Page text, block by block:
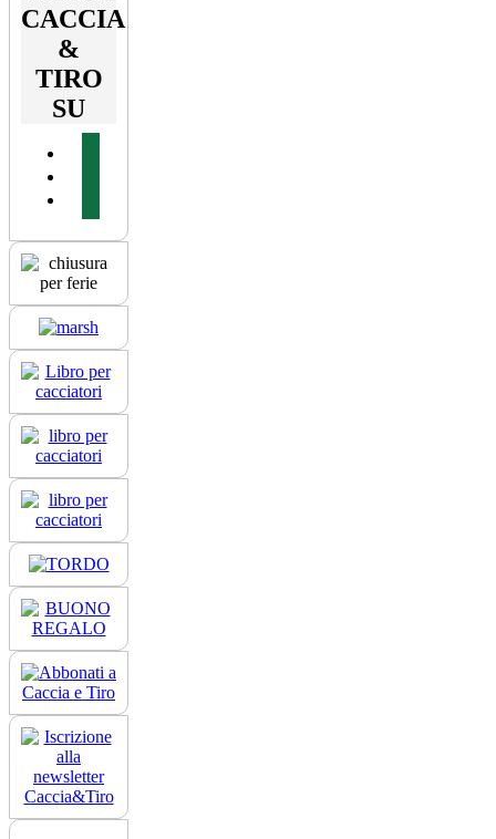
CACCIA
&
TIRO
SU